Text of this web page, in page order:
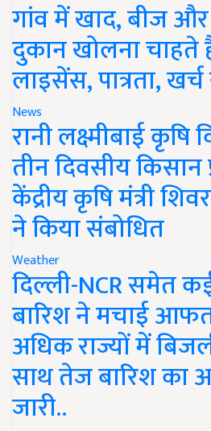
गांव में खाद, बीज
दुकान खोलना चाहते
लाइसेंस, पात्रता,
News
रानी लक्ष्मीबाई कृषि
तीन दिवसीय किसान
केंद्रीय कृषि मंत्री
ने किया संबोधित
Weather
दिल्ली-NCR समेत
बारिश ने मचाई
अधिक राज्यों में
साथ तेज बारिश का
जारी..